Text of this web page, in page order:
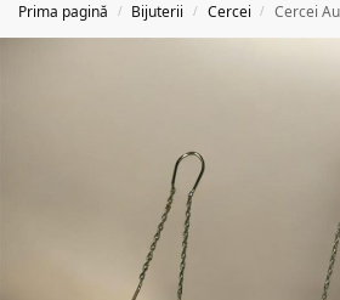
Prima pagină / Bijuterii / Cercei / Cercei